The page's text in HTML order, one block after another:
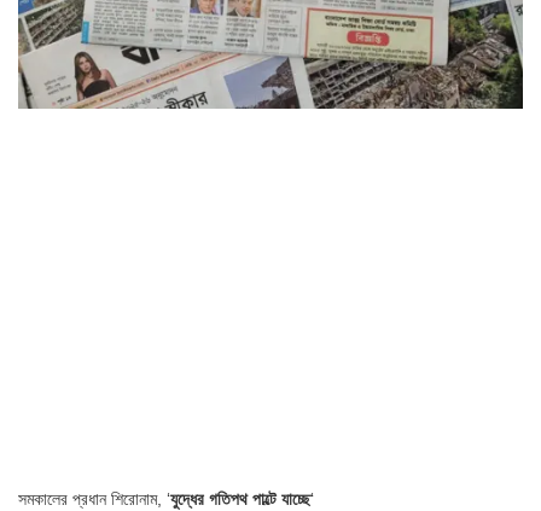
সমকালের প্রধান শিরোনাম, ‘যুদ্ধের গতিপথ পাল্টে যাচ্ছে‘